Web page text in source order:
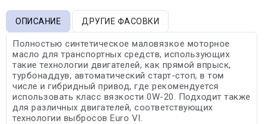
ОПИСАНИЕ ДРУГИЕ ФАСОВКИ
Полностью синтетическое маловязкое моторное
масло для транспортных средств, использующих
такие технологии двигателей, как прямой впрыск,
турбонаддув, автоматический старт-стоп, в том
числе и гибридный привод, где рекомендуется
использовать класс вязкости 0W-20. Подходит также
для различных двигателей, соответствующих
технологии выбросов Euro VI.